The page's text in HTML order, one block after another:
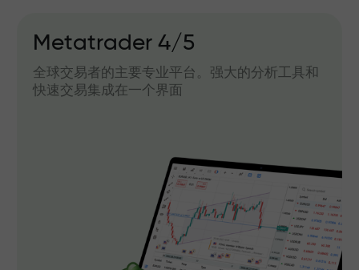
Metatrader 4/5
全球交易者的主要专业平台。强大的分析工具和
快速交易集成在一个界面